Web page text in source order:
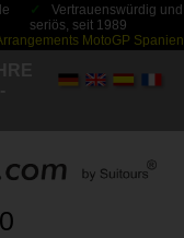
Vertrauenswürdig und
seriös, seit 1989
MotoGP Spanien